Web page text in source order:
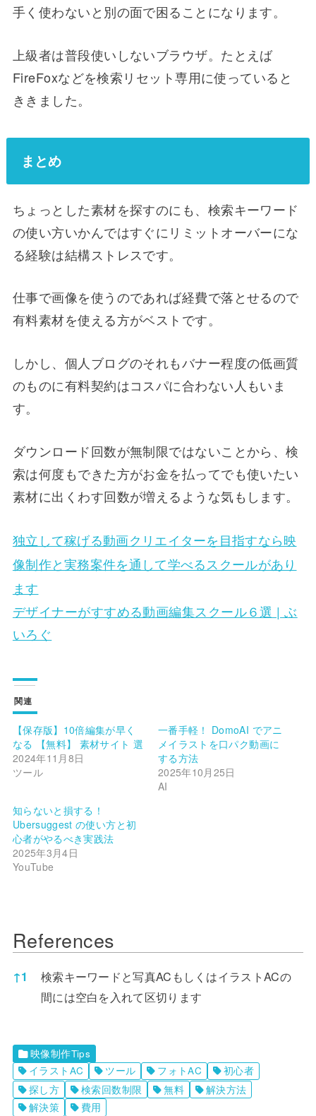
手く使わないと別の面で困ることになります。
上級者は普段使いしないブラウザ。たとえば
FireFoxなどを検索リセット専用に使っていると
ききました。
まとめ
ちょっとした素材を探すのにも、検索キーワード
の使い方いかんではすぐにリミットオーバーにな
る経験は結構ストレスです。
仕事で画像を使うのであれば経費で落とせるので
有料素材を使える方がベストです。
しかし、個人ブログのそれもバナー程度の低画質
のものに有料契約はコスパに合わない人もいま
す。
ダウンロード回数が無制限ではないことから、検
索は何度もできた方がお金を払ってでも使いたい
素材に出くわす回数が増えるような気もします。
独立して稼げる動画クリエイターを目指すなら​映
像制作と実務案件を通して学べるスクールがあり
ます
デザイナーがすすめる動画編集スクール６選 | ぶ
いろぐ
関連
【保存版】10倍編集が早く
なる 【無料】 素材サイト 選
2024年11月8日
ツール
一番手軽！ DomoAI でアニ
メイラストを口パク動画に
する方法
2025年10月25日
AI
知らないと損する！
Ubersuggest の使い方と初
心者がやるべき実践法
2025年3月4日
YouTube
References
References
↑1
検索キーワードと写真ACもしくはイラストACの
間には空白を入れて区切ります
映像制作Tips
イラストAC
ツール フォトAC
初心者
探し方
検索回数制限 無料
解決方法
解決策
費用